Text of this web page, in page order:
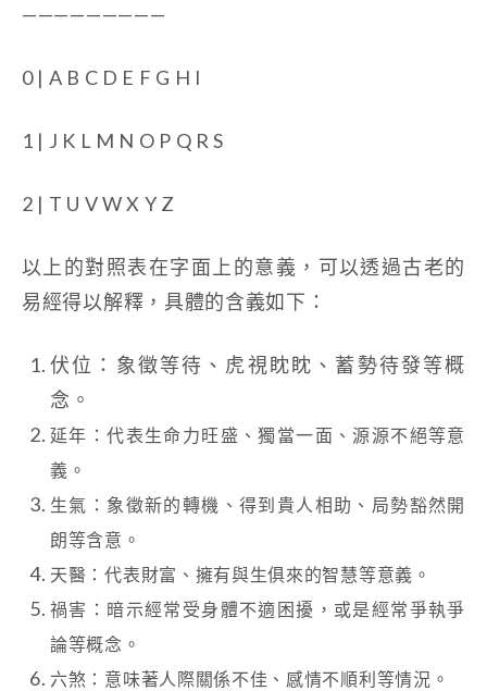
—————————
0 | A B C D E F G H I
1 | J K L M N O P Q R S
2 | T U V W X Y Z
以上的對照表在字面上的意義，可以透過古老的
易經得以解釋，具體的含義如下：
伏位：象徵等待、虎視眈眈、蓄勢待發等概
念。
延年：代表生命力旺盛、獨當一面、源源不絕等意
義。
生氣：象徵新的轉機、得到貴人相助、局勢豁然開
朗等含意。
天醫：代表財富、擁有與生俱來的智慧等意義。
禍害：暗示經常受身體不適困擾，或是經常爭執爭
論等概念。
六煞：意味著人際關係不佳、感情不順利等情況。